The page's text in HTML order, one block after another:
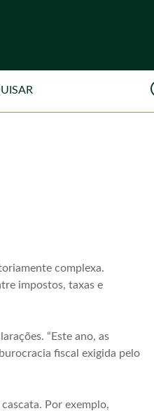
complexa.
impostos, taxas e
“Este ano, as
fiscal exigida pelo
Por exemplo,